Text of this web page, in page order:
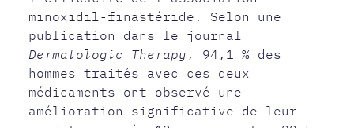
minoxidil-finastéride. Selon une
publication dans le journal
Dermatologic Therapy , 94,1 % des
hommes traités avec ces deux
médicaments ont observé une
amélioration significative de leur